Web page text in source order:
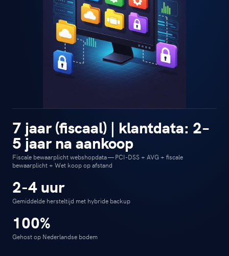
7 jaar (fiscaal) | klantdata: 2–
5 jaar na aankoop
Fiscale bewaarplicht webshopdata — PCI-DSS + AVG + fiscale
bewaarplicht + Wet koop op afstand
2-4 uur
Gemiddelde hersteltijd met hybride backup
100%
Gehost op Nederlandse bodem